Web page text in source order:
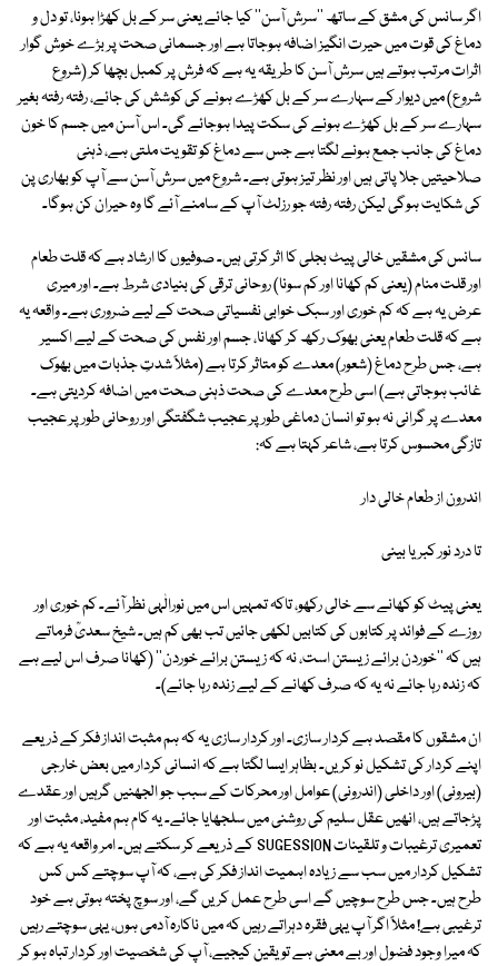
اگر سانس کی مشق کے ساتھ ''سرش آسن'' کیا جائے یعنی سر کے بل کھڑا ہونا، تو دل و
دماغ کی قوت میں حیرت انگیز اضافہ ہوجاتا ہے اور جسمانی صحت پر بڑے خوش گوار
اثرات مرتب ہوتے ہیں سرش آسن کا طریقہ یہ ہے کہ فرش پر کمبل بچھا کر (شروع
شروع) میں دیوار کے سہارے سر کے بل کھڑے ہونے کی کوشش کی جائے، رفتہ رفتہ بغیر
سہارے سر کے بل کھڑے ہونے کی سکت پیدا ہوجائے گی۔ اس آسن میں جسم کا خون
دماغ کی جانب جمع ہونے لگتا ہے جس سے دماغ کو تقویت ملتی ہے، ذہنی
صلاحیتیں جلا پاتی ہیں اور نظر تیز ہوتی ہے۔ شروع میں سرش آسن سے آپ کو بھاری پن
کی شکایت ہوگی لیکن رفتہ رفتہ جو رزلٹ آپ کے سامنے آئے گا وہ حیران کن ہوگا۔
سانس کی مشقیں خالی پیٹ بجلی کا اثر کرتی ہیں۔ صوفیوں کا ارشاد ہے کہ قلت طعام
اور قلت منام (یعنی کم کھانا اور کم سونا) روحانی ترقی کی بنیادی شرط ہے۔ اور میری
عرض یہ ہے کہ کم خوری اور سبک خوابی نفسیاتی صحت کے لیے ضروری ہے۔ واقعہ یہ
ہے کہ قلت طعام یعنی بھوک رکھ کر کھانا، جسم اور نفس کی صحت کے لیے اکسیر
ہے، جس طرح دماغ (شعور) معدے کو متاثر کرتا ہے (مثلاً شدتِ جذبات میں بھوک
غائب ہوجاتی ہے) اسی طرح معدے کی صحت ذہنی صحت میں اضافہ کردیتی ہے۔
معدے پر گرانی نہ ہو تو انسان دماغی طور پر عجیب شگفتگی اور روحانی طور پر عجیب
تازگی محسوس کرتا ہے، شاعر کہتا ہے کہ:
اندرون از طعام خالی دار
تا درد نور کبریا بینی
یعنی پیٹ کو کھانے سے خالی رکھو، تاکہ تمہیں اس میں نورالٰہی نظر آئے۔ کم خوری اور
روزے کے فوائد پر کتابوں کی کتابیں لکھی جائیں تب بھی کم ہیں۔ شیخ سعدیؒ فرماتے
ہیں کہ ''خوردن برائے زیستن است، نہ کہ زیستن برائے خوردن'' (کھانا صرف اس لیے ہے
کہ زندہ رہا جائے نہ یہ کہ صرف کھانے کے لیے زندہ رہا جائے)۔
ان مشقوں کا مقصد ہے کردار سازی۔ اور کردار سازی یہ کہ ہم مثبت انداز فکر کے ذریعے
اپنے کردار کی تشکیل نو کریں۔ بظاہر ایسا لگتا ہے کہ انسانی کردار میں بعض خارجی
(بیرونی) اور داخلی (اندرونی) عوامل اور محرکات کے سبب جو الجھنیں گرہیں اور عقدے
پڑجاتے ہیں، انھیں عقل سلیم کی روشنی میں سلجھایا جائے۔ یہ کام ہم مفید، مثبت اور
تعمیری ترغیبات و تلقینات SUGESSION کے ذریعے کر سکتے ہیں۔ امر واقعہ یہ ہے کہ
تشکیل کردار میں سب سے زیادہ اہمیت انداز فکر کی ہے، کہ آپ سوچتے کس کس
طرح ہیں۔ جس طرح سوچیں گے اسی طرح عمل کریں گے، اور سوچ پختہ ہوتی ہے خود
ترغیبی ہے! مثلاً اگر آپ یہی فقرہ دہراتے رہیں کہ میں ناکارہ آدمی ہوں، یہی سوچتے رہیں
کہ میرا وجود فضول اور بے معنی ہے تو یقین کیجیے، آپ کی شخصیت اور کردار تباہ ہو کر